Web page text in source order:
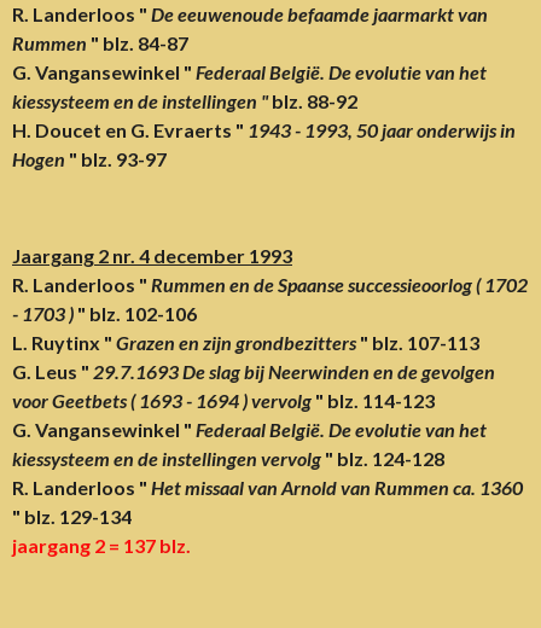
R. Landerloos " De eeuwenoude befaamde jaarmarkt van
Rummen " blz. 84-87
G. Vangansewinkel " Federaal België. De evolutie van het
kiessysteem en de instellingen "blz. 88-92
H. Doucet en G. Evraerts " 1943 - 1993, 50 jaar onderwijs in
Hogen " blz. 93-97
Jaargang 2 nr. 4 december 1993
R. Landerloos " Rummen en de Spaanse successieoorlog ( 1702
- 1703 ) " blz. 102-106
L. Ruytinx " Grazen en zijn grondbezitters " blz. 107-113
G. Leus " 29.7.1693 De slag bij Neerwinden en de gevolgen
voor Geetbets ( 1693 - 1694 ) vervolg " blz. 114-123
G. Vangansewinkel " Federaal België. De evolutie van het
kiessysteem en de instellingen vervolg " blz. 124-128
R. Landerloos " Het missaal van Arnold van Rummen ca. 1360
" blz. 129-134
jaargang 2 = 137 blz